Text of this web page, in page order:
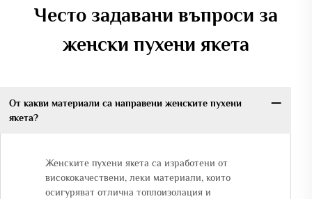
Често задавани въпроси за
женски пухени якета
От какви материали са направени женските пухени
якета?
Женските пухени якета са изработени от
висококачествени, леки материали, които
осигуряват отлична топлоизолация и